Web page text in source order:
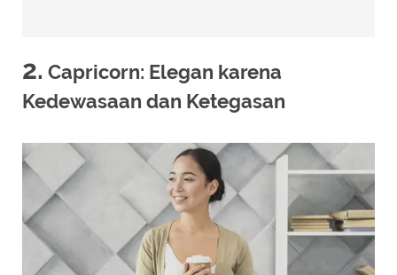
2. Capricorn: Elegan karena
Kedewasaan dan Ketegasan